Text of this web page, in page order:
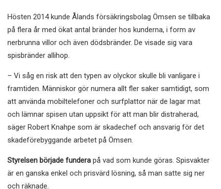
Hösten 2014 kunde Ålands försäkringsbolag Ömsen se tillbaka
på flera år med ökat antal bränder hos kunderna, i form av
nerbrunna villor och även dödsbränder. De visade sig vara
spisbränder allihop.
– Vi såg en risk att den typen av olyckor skulle bli vanligare i
framtiden. Människor gör numera allt fler saker samtidigt, som
att använda mobiltelefoner och surfplattor när de lagar mat
och lämnar spisen utan uppsikt för att man blir distraherad,
säger Robert Knahpe som är skadechef och ansvarig för det
skadeförebyggande arbetet på Ömsen.
Styrelsen började fundera på vad som kunde göras. Spisvakter
är en ganska enkel och prisvärd lösning, så man satte sig ner
och räknade.